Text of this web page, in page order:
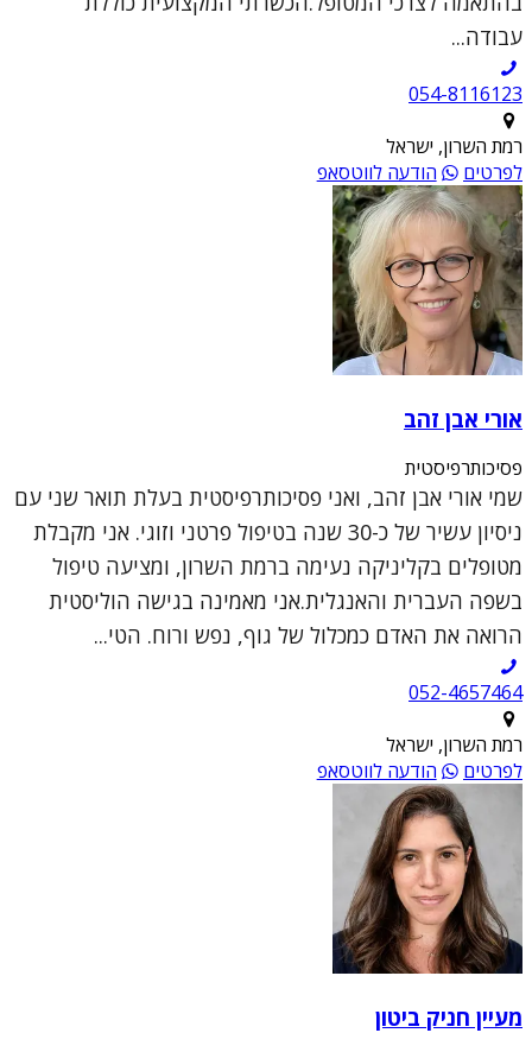
עבודה...
054-8116123
רמת השרון, ישראל
לפרטים
הודעה לווטסאפ
אורי אבן זהב
פסיכותרפיסטית
שמי אורי אבן זהב, ואני פסיכותרפיסטית בעלת תואר שני עם
ניסיון עשיר של כ-30 שנה בטיפול פרטני וזוגי. אני מקבלת
מטופלים בקליניקה נעימה ברמת השרון, ומציעה טיפול
בשפה העברית והאנגלית.אני מאמינה בגישה הוליסטית
הרואה את האדם כמכלול של גוף, נפש ורוח. הטי...
052-4657464
רמת השרון, ישראל
לפרטים
הודעה לווטסאפ
מעיין חניק ביטון